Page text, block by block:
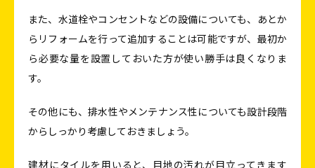
また、水道栓やコンセントなどの設備についても、あとか
らリフォームを行って追加することは可能ですが、最初か
ら必要な量を設置しておいた方が使い勝手は良くなりま
す。
その他にも、排水性やメンテナンス性についても設計段階
からしっかり考慮しておきましょう。
建材にタイルを用いると、目地の汚れが目立ってきます